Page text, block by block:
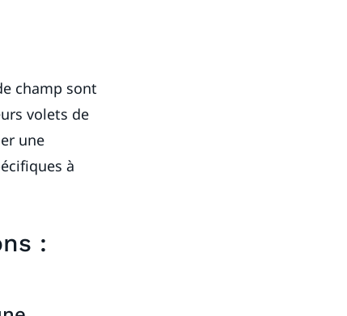
champ sont
volets de
une
à
: